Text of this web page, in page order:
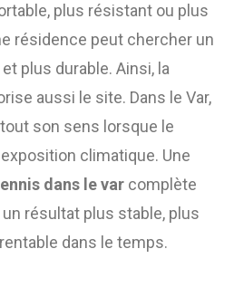
plus résistant ou plus
résidence peut chercher un
plus durable. Ainsi, la
aussi le site. Dans le Var,
son sens lorsque le
climatique. Une
dans le var complète
résultat plus stable, plus
dans le temps.